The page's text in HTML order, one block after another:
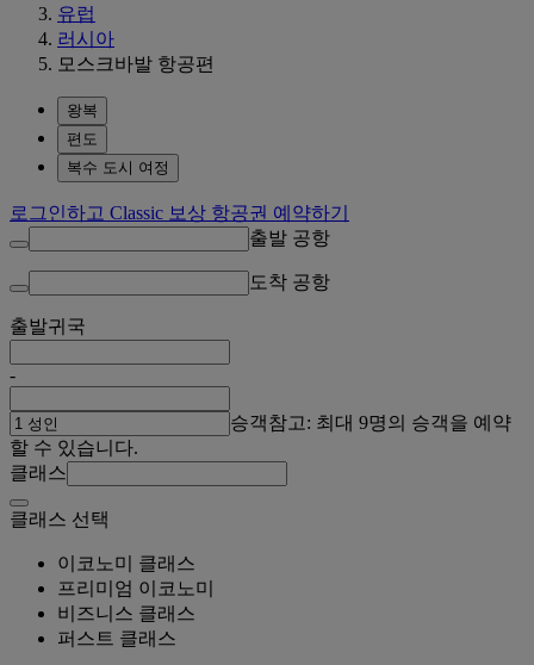
유럽
러시아
모스크바발 항공편
왕복
편도
복수 도시 여정
로그인하고 Classic 보상 항공권 예약하기
출발 공항
도착 공항
출발귀국
-
승객참고: 최대 9명의 승객을 예약
할 수 있습니다.
클래스
클래스 선택
이코노미 클래스
프리미엄 이코노미
비즈니스 클래스
퍼스트 클래스